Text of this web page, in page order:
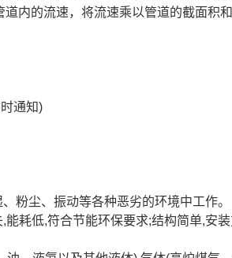
道内的流速，将流速乘以管道的截面积
通知)
粉尘、振动等各种恶劣的环境中工作。
,能耗低,符合节能环保要求;结构简单,安